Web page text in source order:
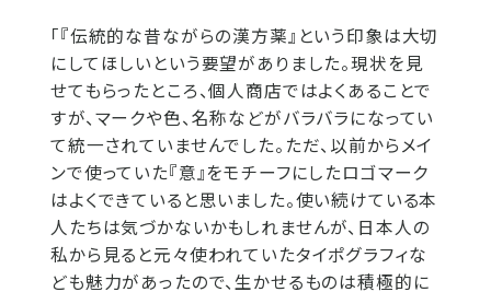
「『伝統的な昔ながらの漢方薬』という印象は大切
にしてほしいという要望がありました。現状を見
せてもらったところ、個人商店ではよくあることで
すが、マークや色、名称などがバラバラになってい
て統一されていませんでした。ただ、以前からメイ
ンで使っていた『意』をモチーフにしたロゴマーク
はよくできていると思いました。使い続けている本
人たちは気づかないかもしれませんが、日本人の
私から見ると元々使われていたタイポグラフィな
ども魅力があったので、生かせるものは積極的に